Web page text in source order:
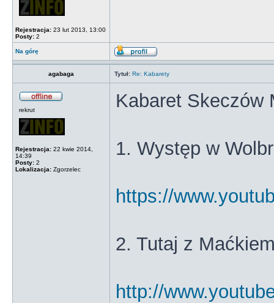
Rejestracja: 23 lut 2013, 13:00
Posty: 2
Na górę
agabaga Tytuł: Re: Kabarety
rekrut
Rejestracja: 22 kwie 2014,
14:39
Posty: 2
Lokalizacja: Zgorzelec
Kabaret Skeczów
1. Występ w
https://
2. Tutaj z
http://